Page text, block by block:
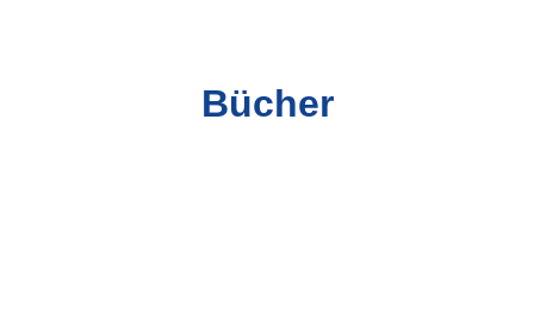
Bücher